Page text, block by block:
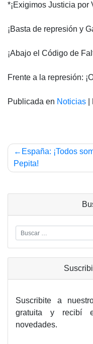
*¡Exigimos Justicia por
¡Basta de represión y
¡Abajo el Código de
Frente a la represión:
Publicada en Noticias
Navegación
de
España: ¡Todos
Pepita!
Suscribite a
gratuita y recibí
novedades.